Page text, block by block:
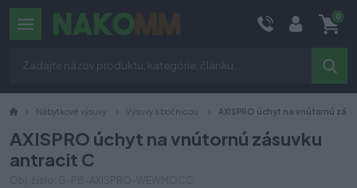
0
Nábytkové výsuvy Výsuvy s bočnicou AXISPRO úchyt na vnútornú
AXISPRO úchyt na vnútornú zásuvku
antracit C